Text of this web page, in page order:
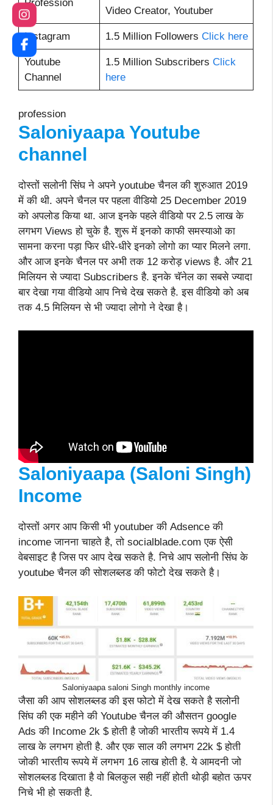
Profession
Video Creator, Youtuber
Instagram 1.5 Million Followers Click here
Youtube
Channel
1.5 Million Subscribers Click
here
profession
Saloniyaapa Youtube
channel
दोस्तों सलोनी सिंघ ने अपने youtube चैनल की शुरुआत 2019
में की थी. अपने चैनल पर पहला वीडियो 25 December 2019
को अपलोड किया था. आज इनके पहले वीडियो पर 2.5 लाख के
लगभग Views हो चुके है. शुरू में इनको काफी समस्याओ का
सामना करना पड़ा फिर धीरे-धीरे इनको लोगो का प्यार मिलने लगा.
और आज इनके चैनल पर अभी तक 12 करोड़ views है. और 21
मिलियन से ज्यादा Subscribers है. इनके चॅनेल का सबसे ज्यादा
बार देखा गया वीडियो आप निचे देख सकते है. इस वीडियो को अब
तक 4.5 मिलियन से भी ज्यादा लोगो ने देखा है।
Saloniyaapa (Saloni Singh)
Income
दोस्तों अगर आप किसी भी youtuber की Adsence की
income जानना चाहते है, तो socialblade.com एक ऐसी
वेबसाइट है जिस पर आप देख सकते है. निचे आप सलोनी सिंघ के
youtube चैनल की सोशलब्लड की फोटो देख सकते है।
Saloniyaapa saloni Singh monthly income
जैसा की आप सोशलब्लड की इस फोटो में देख सकते है सलोनी
सिंघ की एक महीने की Youtube चैनल की औसतन google
Ads की Income 2k $ होती है जोकी भारतीय रूपये में 1.4
लाख के लगभग होती है. और एक साल की लगभग 22k $ होती
जोकी भारतीय रूपये में लगभग 16 लाख होती है. ये आमदनी जो
सोशलब्लड दिखाता है वो बिलकुल सही नहीं होती थोड़ी बहोत ऊपर
निचे भी हो सकती है.